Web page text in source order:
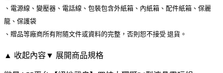
、電源線、變壓器、電話線、包裝包含外紙箱、內紙箱、配件紙箱、保麗
龍、保護袋
、贈品等廠商所有附隨文件或資料的完整，否則恕不接受 退貨。
▲ 收起內容▼ 展開商品規格